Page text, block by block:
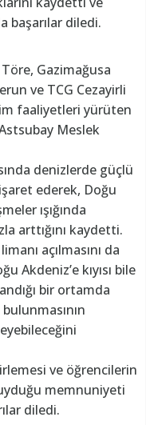
başarılar diledi.
Gazimağusa
ve TCG Cezayirli
faaliyetleri yürüten
Meslek
denizlerde güçlü
ederek, Doğu
ışığında
arttığını kaydetti.
açılmasını da
Akdeniz’e kıyısı bile
bir ortamda
ve öğrencilerin
memnuniyeti
diledi.